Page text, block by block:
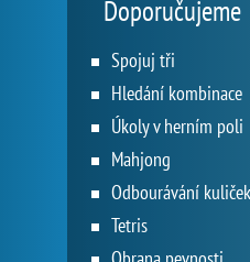
Doporučujeme
Spojuj tři
Hledání kombinace
Úkoly v herním poli
Mahjong
Odbourávání kuliček
Tetris